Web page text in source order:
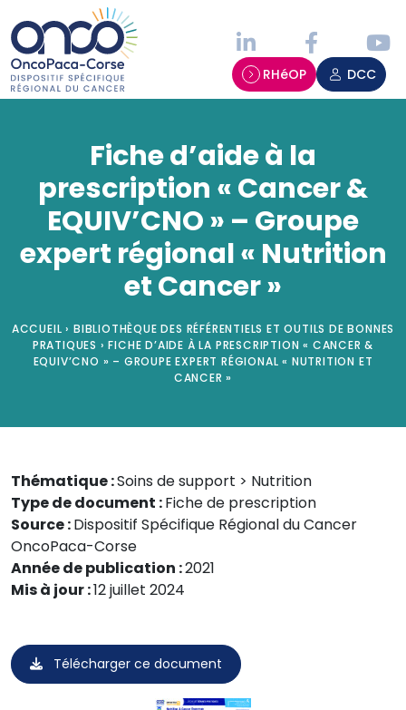
RHéOP DCC
Fiche d’aide à la
prescription « Cancer &
EQUIV’CNO » – Groupe
expert régional « Nutrition
et Cancer »
ACCUEIL › BIBLIOTHÈQUE DES RÉFÉRENTIELS ET OUTILS DE BONNES
PRATIQUES › FICHE D’AIDE À LA PRESCRIPTION « CANCER &
EQUIV’CNO » – GROUPE EXPERT RÉGIONAL « NUTRITION ET
CANCER »
Thématique :Soins de support > Nutrition
Type de document :Fiche de prescription
Source :Dispositif Spécifique Régional du Cancer
OncoPaca-Corse
Année de publication :2021
Mis à jour :12 juillet 2024
Télécharger ce document
Panneau de gestion des cookies